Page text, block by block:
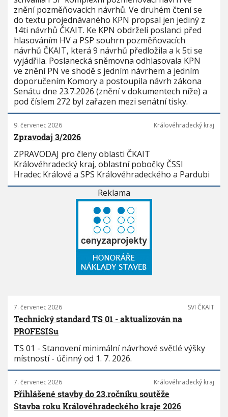
znění pozměňovacích návrhů. Ve druhém čtení se
do textu projednávaného KPN propsal jen jediný z
14ti návrhů ČKAIT. Ke KPN obdrželi poslanci před
hlasováním HV a PSP souhrn pozměňovacích
návrhů ČKAIT, která 9 návrhů předložila a k 5ti se
vyjádřila. Poslanecká sněmovna odhlasovala KPN
ve znění PN ve shodě s jedním návrhem a jedním
doporučením Komory a postoupila návrh zákona
Senátu dne 23.7.2026 (znění v dokumentech níže) a
pod číslem 272 byl zařazen mezi senátní tisky.
9. červenec 2026 Královéhradecký kraj
Zpravodaj 3/2026
ZPRAVODAJ pro členy oblasti ČKAIT
Královéhradecký kraj, oblastní pobočky ČSSI
Hradec Králové a SPS Královéhradeckého a Pardubi
Reklama
7. červenec 2026 SVI ČKAIT
Technický standard TS 01 - aktualizován na
PROFESISu
TS 01 - Stanovení minimální návrhové světlé výšky
místností - účinný od 1. 7. 2026.
7. červenec 2026 Královéhradecký kraj
Přihlášené stavby do 23.ročníku soutěže
Stavba roku Královéhradeckého kraje 2026